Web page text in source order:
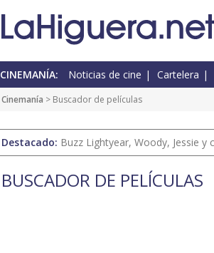
CINEMANÍA: Noticias de cine Cartelera
Cinemanía > Buscador de películas
Destacado: Buzz Lightyear, Woody, Jessie
BUSCADOR DE PELÍCULAS